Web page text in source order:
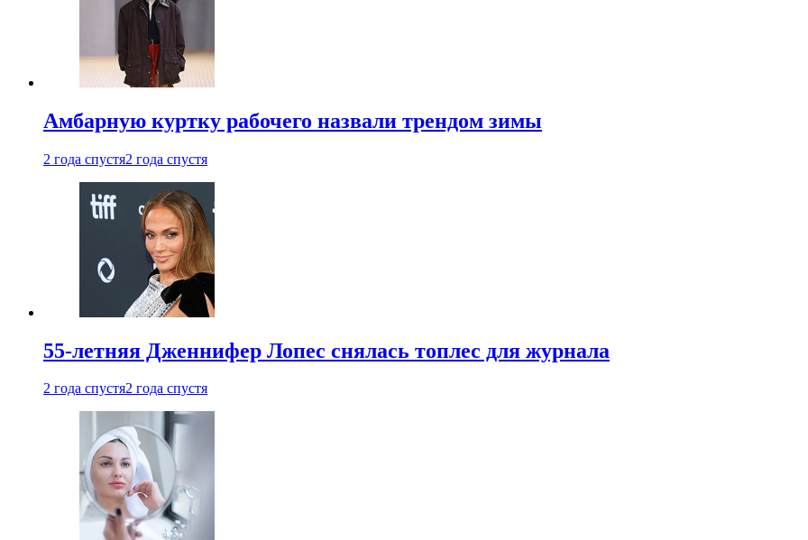
Амбарную куртку рабочего назвали трендом зимы
2 года спустя2 года спустя
55-летняя Дженнифер Лопес снялась топлес для журнала
2 года спустя2 года спустя